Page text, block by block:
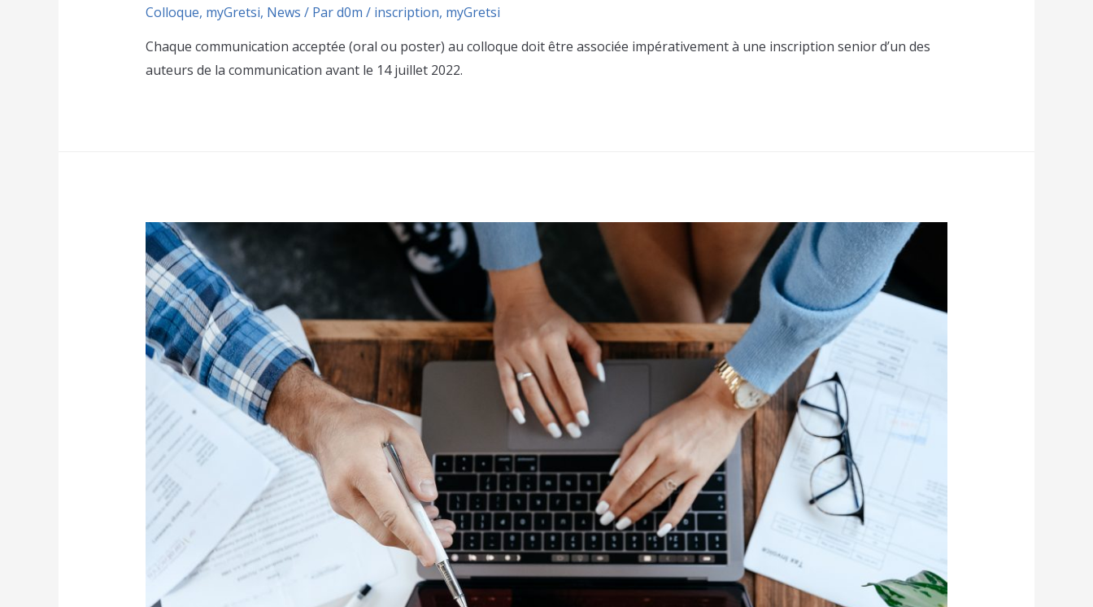
Colloque, myGretsi, News / Pard0m / inscription, myGretsi
Chaque communication acceptée (oral ou poster) au colloque doit être associée impérativement à une inscription senior d’un des
auteurs de la communication avant le 14 juillet 2022.